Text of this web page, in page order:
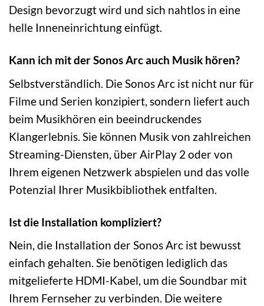
Design bevorzugt wird und sich nahtlos in eine
helle Inneneinrichtung einfügt.
Kann ich mit der Sonos Arc auch Musik hören?
Selbstverständlich. Die Sonos Arc ist nicht nur für
Filme und Serien konzipiert, sondern liefert auch
beim Musikhören ein beeindruckendes
Klangerlebnis. Sie können Musik von zahlreichen
Streaming-Diensten, über AirPlay 2 oder von
Ihrem eigenen Netzwerk abspielen und das volle
Potenzial Ihrer Musikbibliothek entfalten.
Ist die Installation kompliziert?
Nein, die Installation der Sonos Arc ist bewusst
einfach gehalten. Sie benötigen lediglich das
mitgelieferte HDMI-Kabel, um die Soundbar mit
Ihrem Fernseher zu verbinden. Die weitere